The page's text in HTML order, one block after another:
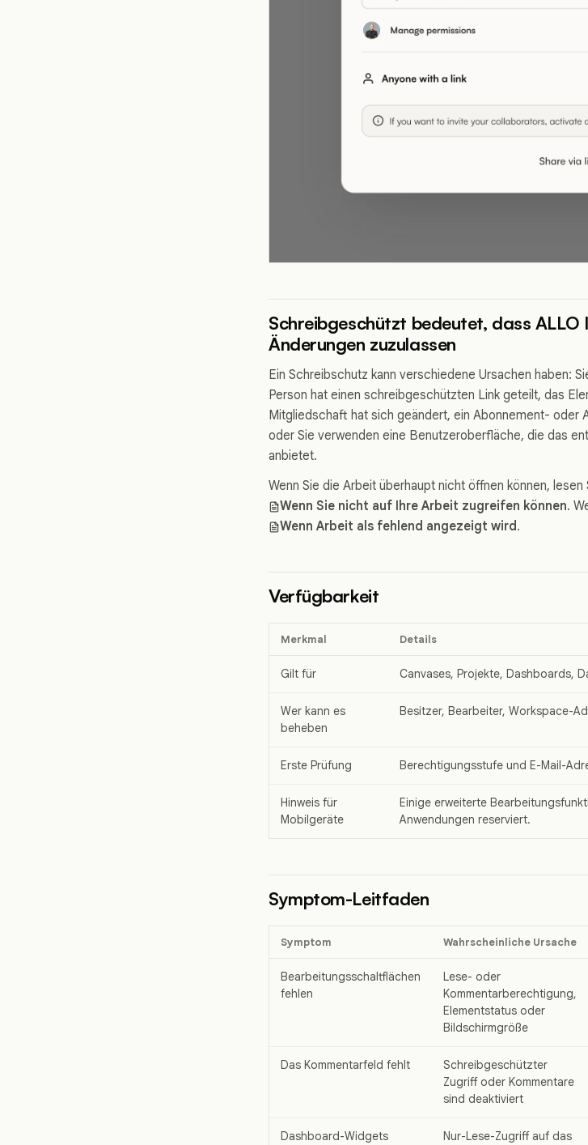
Schreibgeschützt bedeutet, dass ALLO
Änderungen zuzulassen
Ein Schreibschutz kann verschiedene Ursachen haben:
Person hat einen schreibgeschützten Link geteilt, das
Mitgliedschaft hat sich geändert, ein Abonnement- oder
oder Sie verwenden eine Benutzeroberfläche, die das
anbietet.
Wenn Sie die Arbeit überhaupt nicht öffnen können, lesen
Wenn Sie nicht auf Ihre Arbeit zugreifen können.
Wenn Arbeit als fehlend angezeigt wird.
Verfügbarkeit
Merkmal Details
Gilt für Canvases, Projekte, Dashboards,
Wer kann es
beheben
Besitzer, Bearbeiter, Workspace-
Erste Prüfung Berechtigungsstufe und E-Mail-
Hinweis für
Mobilgeräte
Einige erweiterte
Anwendungen reserviert.
Symptom-Leitfaden
Symptom Wahrscheinliche Ursache
Bearbeitungsschaltflächen
fehlen
Lese- oder
Kommentarberechtigung,
Elementstatus oder
Bildschirmgröße
Das Kommentarfeld fehlt
Schreibgeschützter
Zugriff oder Kommentare
sind deaktiviert
Dashboard-Widgets
Nur-Lese-Zugriff auf das